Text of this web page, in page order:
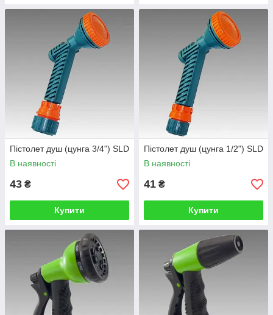
Пістолет душ (цунга 3/4") SLD
В наявності
43 ₴
Купити
Пістолет душ (цунга 1/2") SLD
В наявності
41 ₴
Купити